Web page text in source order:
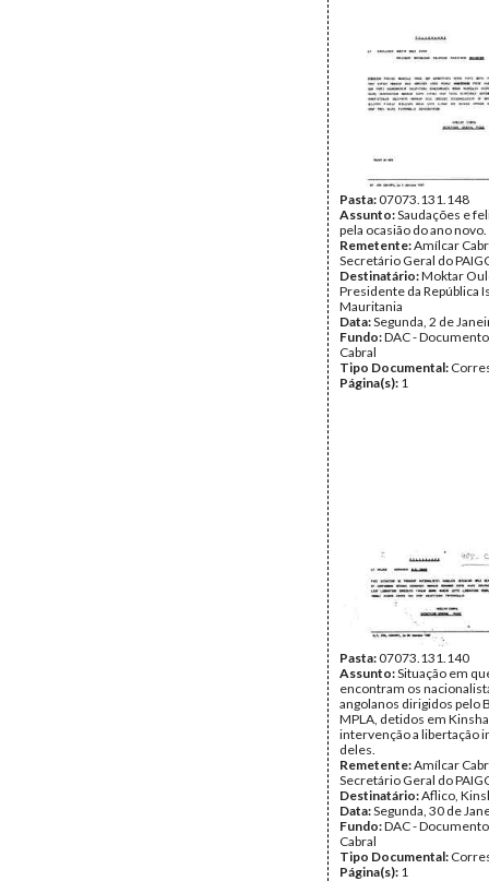
Pasta:07073.131.148
Assunto:Saudações e
pela ocasião do ano novo.
Remetente:Amílcar
Secretário Geral do
Destinatário:Moktar
Presidente da República
Mauritania
Data:Segunda, 2 de
Fundo:DAC -
Cabral
Tipo Documental:
Página(s): 1
Pasta:07073.131.140
Assunto:Situação em
encontram os
angolanos dirigidos pelo
MPLA, detidos em
intervenção a libertação
deles.
Remetente:Amílcar
Secretário Geral do
Destinatário:Aflico,
Data:Segunda, 30 de
Fundo:DAC -
Cabral
Tipo Documental:
Página(s): 1